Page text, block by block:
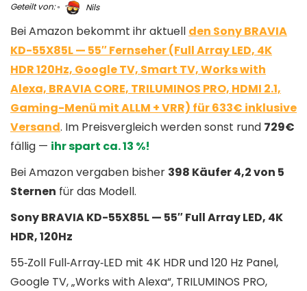
Geteilt von: Nils
Bei Amazon bekommt ihr aktuell den Sony BRAVIA
KD-55X85L — 55″ Fernseher (Full Array LED, 4K
HDR 120Hz, Google TV, Smart TV, Works with
Alexa, BRAVIA CORE, TRILUMINOS PRO, HDMI 2.1,
Gaming-Menü mit ALLM + VRR) für 633€ inklusive
Versand. Im Preisvergleich werden sonst rund 729€
fällig — ihr spart ca. 13 %!
Bei Amazon vergaben bisher 398 Käufer 4,2 von 5
Sternen für das Modell.
Sony BRAVIA KD-55X85L — 55″ Full Array LED, 4K
HDR, 120Hz
55‑Zoll Full‑Array‑LED mit 4K HDR und 120 Hz Panel,
Google TV, „Works with Alexa“, TRILUMINOS PRO,